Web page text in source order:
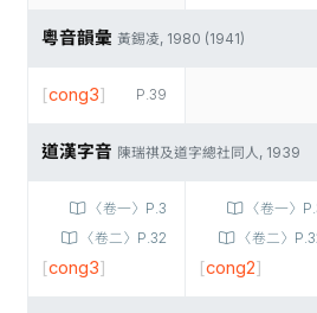
粵音韻彙 黃錫凌, 1980 (1941)
P.39
[cong3]
道漢字音 陳瑞祺及道字總社同人, 1939
〈卷一〉P.3
〈卷二〉P.32
[cong3]
〈卷一〉
〈卷二〉
[cong2]